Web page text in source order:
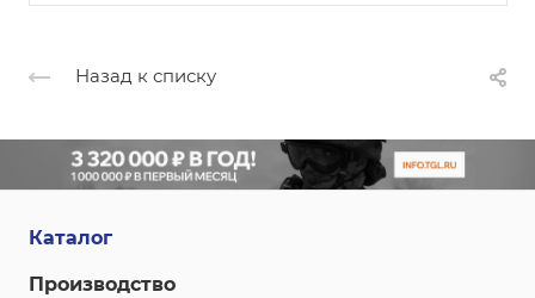
Назад к списку
Каталог
Производство